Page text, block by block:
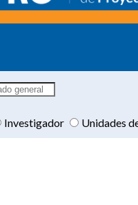
Investigador Unidades